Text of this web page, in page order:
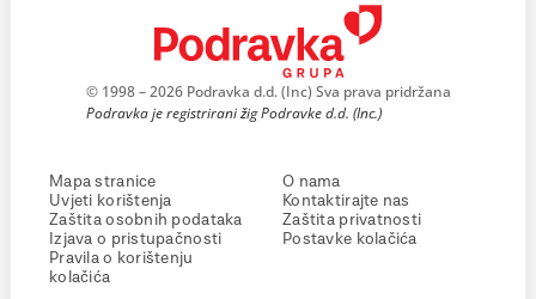
© 1998 – 2026 Podravka d.d. (Inc) Sva prava pridržana
Podravka je registrirani žig Podravke d.d. (Inc.)
Mapa stranice
Uvjeti korištenja
Zaštita osobnih podataka
Izjava o pristupačnosti
Pravila o korištenju
kolačića
O nama
Kontaktirajte nas
Zaštita privatnosti
Postavke kolačića